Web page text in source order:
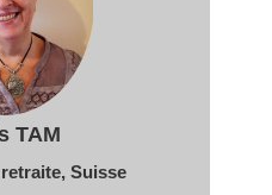
TAM
, Suisse